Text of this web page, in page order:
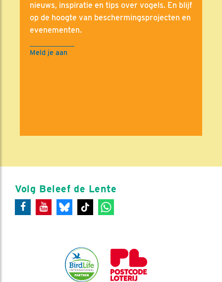
nieuws, inspiratie en tips over vogels. En blijf
op de hoogte van beschermingsprojecten en
evenementen.
Meld je aan
Volg Beleef de Lente